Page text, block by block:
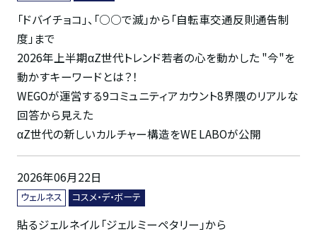
「ドバイチョコ」、「○○で滅」から「自転車交通反則通告制
度」まで
2026年上半期αZ世代トレンド若者の心を動かした "今"を
動かすキーワードとは？！
WEGOが運営する9コミュニティアカウント8界隈のリアルな
回答から見えた
αZ世代の新しいカルチャー構造をWE LABOが公開
2026年06月22日
ウェルネス コスメ・デ・ボーテ
貼るジェルネイル「ジェルミーペタリー」から